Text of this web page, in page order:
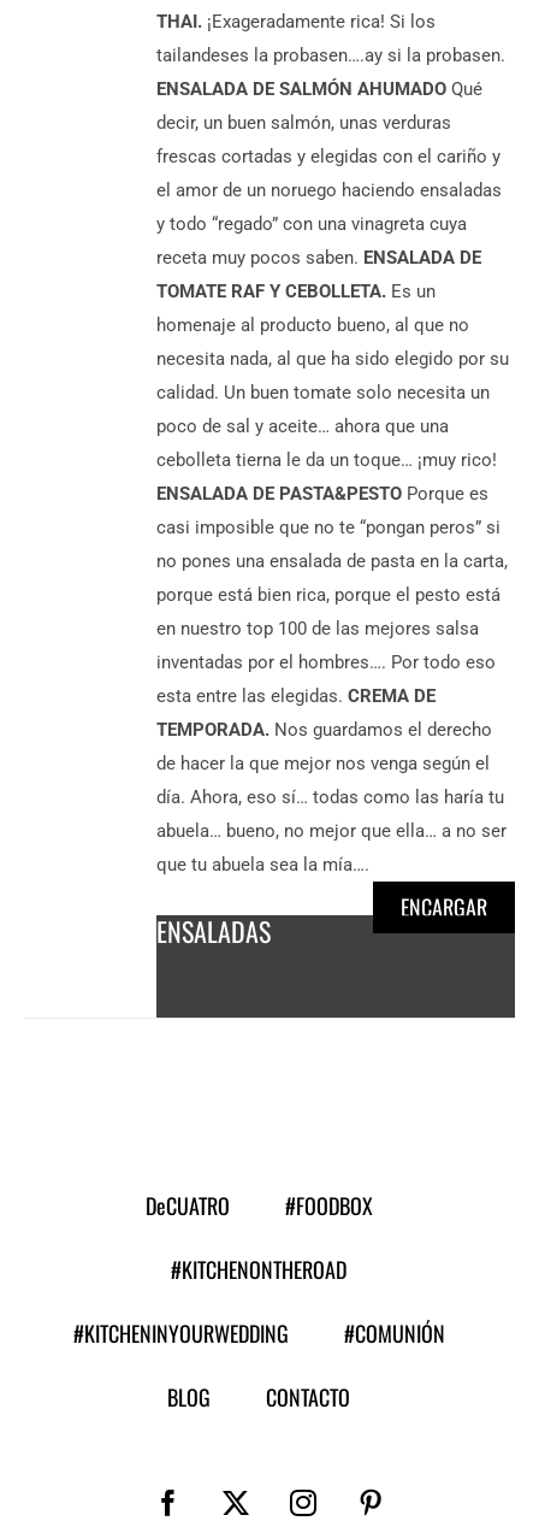
ENSALADAS
THAI. ¡Exageradamente rica! Si los
tailandeses la probasen….ay si la probasen.
ENSALADA DE SALMÓN AHUMADO Qué
decir, un buen salmón, unas verduras
frescas cortadas y elegidas con el cariño y
el amor de un noruego haciendo ensaladas
y todo “regado” con una vinagreta cuya
receta muy pocos saben. ENSALADA DE
TOMATE RAF Y CEBOLLETA. Es un
homenaje al producto bueno, al que no
necesita nada, al que ha sido elegido por su
calidad. Un buen tomate solo necesita un
poco de sal y aceite… ahora que una
cebolleta tierna le da un toque… ¡muy rico!
ENSALADA DE PASTA&PESTO Porque es
casi imposible que no te “pongan peros” si
no pones una ensalada de pasta en la carta,
porque está bien rica, porque el pesto está
en nuestro top 100 de las mejores salsa
inventadas por el hombres…. Por todo eso
esta entre las elegidas.CREMA DE
TEMPORADA. Nos guardamos el derecho
de hacer la que mejor nos venga según el
día. Ahora, eso sí… todas como las haría tu
abuela… bueno, no mejor que ella… a no ser
que tu abuela sea la mía….
ENCARGAR
DeCUATRO #FOODBOX
#KITCHENONTHEROAD
#KITCHENINYOURWEDDING #COMUNIÓN
BLOG CONTACTO